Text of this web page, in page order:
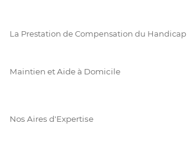
La Prestation de Compensation du Handicap
Maintien et Aide à Domicile
Nos Aires d'Expertise